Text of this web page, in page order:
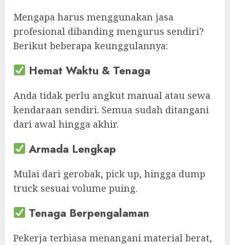
Mengapa harus menggunakan jasa
profesional dibanding mengurus sendiri?
Berikut beberapa keunggulannya:
Hemat Waktu & Tenaga
Anda tidak perlu angkut manual atau sewa
kendaraan sendiri. Semua sudah ditangani
dari awal hingga akhir.
Armada Lengkap
Mulai dari gerobak, pick up, hingga dump
truck sesuai volume puing.
Tenaga Berpengalaman
Pekerja terbiasa menangani material berat,